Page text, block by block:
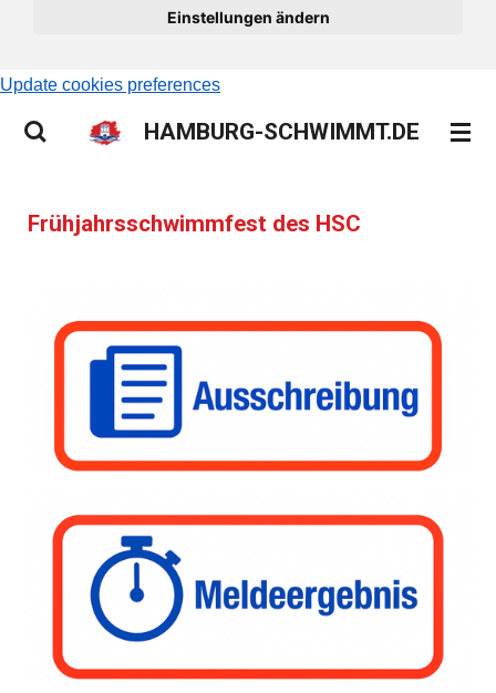
Einstellungen ändern
Update cookies preferences
HAMBURG-SCHWIMMT.DE
Frühjahrsschwimmfest des HSC